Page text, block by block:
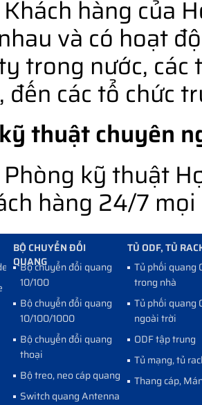
Khách hàng của
và có hoạt
trong nước,
đến các tổ chức
thuật chuyên
Phòng kỹ thuật
hàng 24/7 mọi
BỘ CHUYỂN ĐỔI
QUANG
Bộ chuyển đổi quang
10/100
Bộ chuyển đổi quang
10/100/1000
Bộ chuyển đổi quang
thoại
Bộ treo, neo cáp quang
Switch quang Antenna
TỦ ODF, TỦ
Tủ phối quang
trong nhà
Tủ phối quang
ngoài trời
ODF tập trung
Tủ mạng, tủ
Thang cáp,